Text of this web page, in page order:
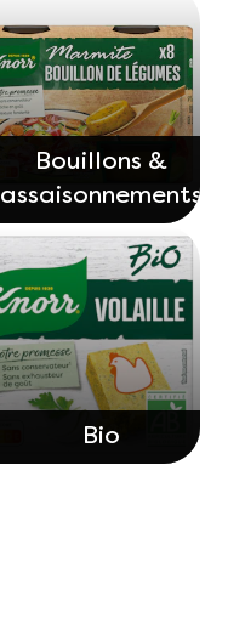
Bouillons &
assaisonnements
Bio